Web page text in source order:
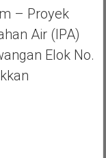
– Proyek
Air (IPA)
Elok No.